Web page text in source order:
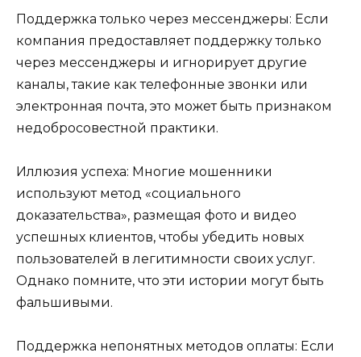
Поддержка только через мессенджеры: Если
компания предоставляет поддержку только
через мессенджеры и игнорирует другие
каналы, такие как телефонные звонки или
электронная почта, это может быть признаком
недобросовестной практики.
Иллюзия успеха: Многие мошенники
используют метод «социального
доказательства», размещая фото и видео
успешных клиентов, чтобы убедить новых
пользователей в легитимности своих услуг.
Однако помните, что эти истории могут быть
фальшивыми.
Поддержка непонятных методов оплаты: Если